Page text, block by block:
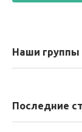
Наши группы
Последние